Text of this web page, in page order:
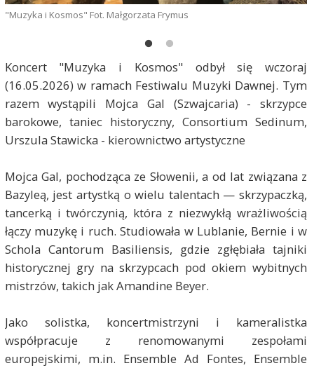
"Muzyka i Kosmos" Fot. Małgorzata Frymus
Koncert "Muzyka i Kosmos" odbył się wczoraj
(16.05.2026) w ramach Festiwalu Muzyki Dawnej. Tym
razem wystąpili Mojca Gal (Szwajcaria) - skrzypce
barokowe, taniec historyczny, Consortium Sedinum,
Urszula Stawicka - kierownictwo artystyczne
Mojca Gal, pochodząca ze Słowenii, a od lat związana z
Bazyleą, jest artystką o wielu talentach — skrzypaczką,
tancerką i twórczynią, która z niezwykłą wrażliwością
łączy muzykę i ruch. Studiowała w Lublanie, Bernie i w
Schola Cantorum Basiliensis, gdzie zgłębiała tajniki
historycznej gry na skrzypcach pod okiem wybitnych
mistrzów, takich jak Amandine Beyer.
Jako solistka, koncertmistrzyni i kameralistka
współpracuje z renomowanymi zespołami
europejskimi, m.in. Ensemble Ad Fontes, Ensemble